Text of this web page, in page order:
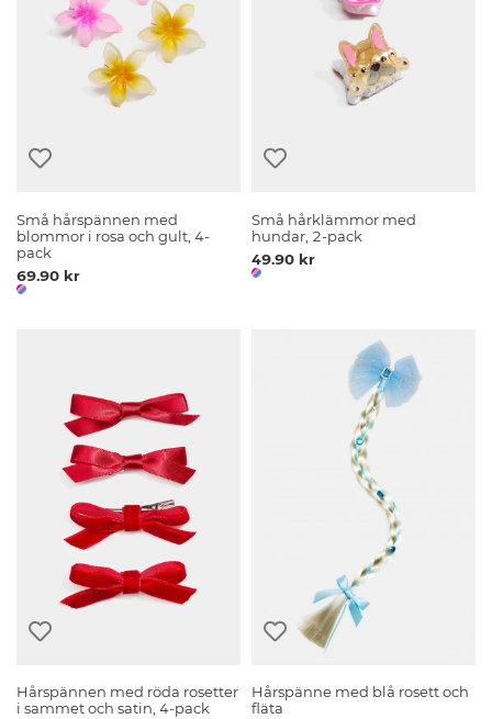
Små hårspännen med
blommor i rosa och gult, 4-
pack
69.90 kr
Små hårklämmor med
hundar, 2-pack
49.90 kr
Hårspännen med röda rosetter
i sammet och satin, 4-pack
Hårspänne med blå rosett och
fläta